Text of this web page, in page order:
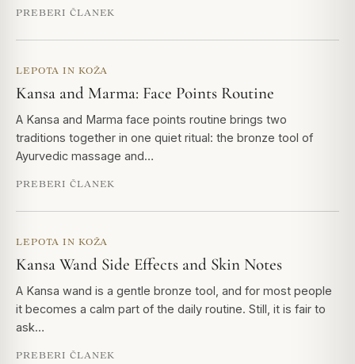
PREBERI ČLANEK
LEPOTA IN KOŽA
Kansa and Marma: Face Points Routine
A Kansa and Marma face points routine brings two
traditions together in one quiet ritual: the bronze tool of
Ayurvedic massage and…
PREBERI ČLANEK
LEPOTA IN KOŽA
Kansa Wand Side Effects and Skin Notes
A Kansa wand is a gentle bronze tool, and for most people
it becomes a calm part of the daily routine. Still, it is fair to
ask…
PREBERI ČLANEK